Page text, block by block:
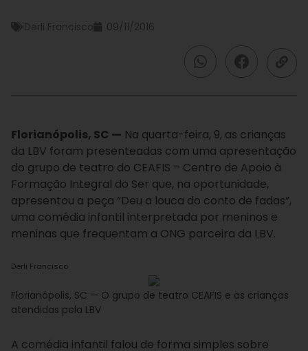
Derli Francisco 09/11/2016
Florianópolis, SC — Na quarta-feira, 9, as crianças
da LBV foram presenteadas com uma apresentação
do grupo de teatro do CEAFIS – Centro de Apoio à
Formação Integral do Ser que, na oportunidade,
apresentou a peça “Deu a louca do conto de fadas”,
uma comédia infantil interpretada por meninos e
meninas que frequentam a ONG parceira da LBV.
Derli Francisco
Florianópolis, SC — O grupo de teatro CEAFIS e as crianças
atendidas pela LBV
A comédia infantil falou de forma simples sobre